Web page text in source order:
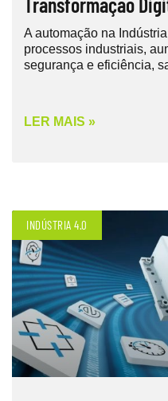
A automação na
processos industriais,
segurança e eficiência,
LER MAIS »
INDÚSTRIA 4.0